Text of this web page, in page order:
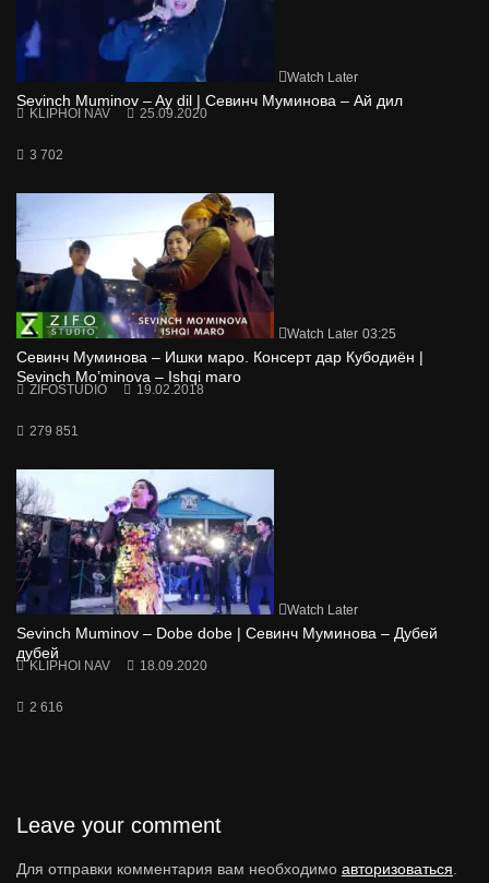
Watch Later
Sevinch Muminov – Ay dil | Севинч Муминова – Ай дил
KLIPHOI NAV 25.09.2020
3 702
Watch Later 03:25
Севинч Муминова – Ишки маро. Консерт дар Кубодиён |
Sevinch Mo’minova – Ishqi maro
ZIFOSTUDIO 19.02.2018
279 851
Watch Later
Sevinch Muminov – Dobe dobe | Севинч Муминова – Дубей
дубей
KLIPHOI NAV 18.09.2020
2 616
Leave your comment
Для отправки комментария вам необходимо авторизоваться.